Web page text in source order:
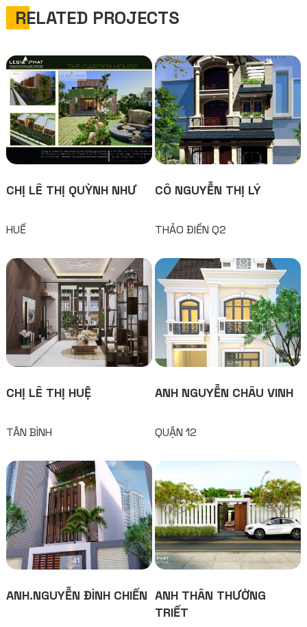
RELATED PROJECTS
CHỊ LÊ THỊ QUỲNH NHƯ
HUẾ
CÔ NGUYỄN THỊ LÝ
THẢO ĐIỀN Q2
CHỊ LÊ THỊ HUỆ
TÂN BÌNH
ANH NGUYỄN CHÂU VINH
QUẬN 12
ANH.NGUYỄN ĐÌNH CHIẾN ANH THÂN THƯỜNG
TRIẾT